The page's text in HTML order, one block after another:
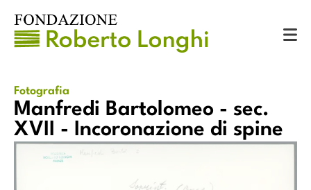
Manfredi Bartolomeo - sec. XVII - Incoronazione di spine
Manfredi Bartolomeo - sec.
XVII - Incoronazione di spine
Fotografia